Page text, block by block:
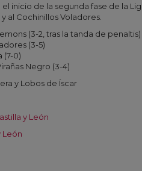
inicio de la segunda fase de la
al Cochinillos Voladores.
(3-2, tras la tanda de penaltis)
(3-5)
(7-0)
Negro (3-4)
y Lobos de Íscar
y León
León